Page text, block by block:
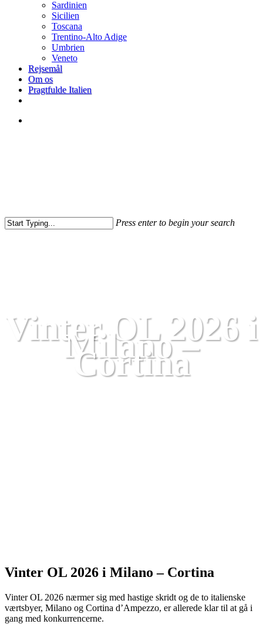
Sardinien
Sicilien
Toscana
Trentino-Alto Adige
Umbrien
Veneto
Rejsemål
Om os
Pragtfulde Italien
Press enter to begin your search
Vinter OL 2026 i
Milano –
Cortina
Vinter OL 2026 i Milano – Cortina
Vinter OL 2026 nærmer sig med hastige skridt og de to italienske
værtsbyer, Milano og Cortina d’Ampezzo, er allerede klar til at gå i
gang med konkurrencerne.